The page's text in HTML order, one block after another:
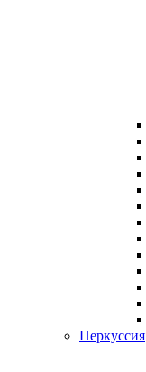
Перкуссия